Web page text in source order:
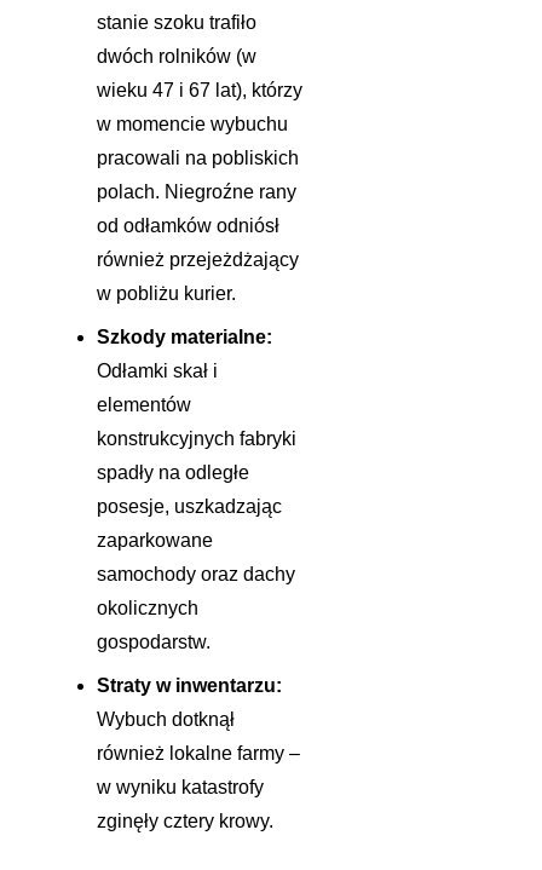
stanie szoku trafiło
dwóch rolników (w
wieku 47 i 67 lat), którzy
w momencie wybuchu
pracowali na pobliskich
polach. Niegroźne rany
od odłamków odniósł
również przejeżdżający
w pobliżu kurier.
Szkody materialne:
Odłamki skał i
elementów
konstrukcyjnych fabryki
spadły na odległe
posesje, uszkadzając
zaparkowane
samochody oraz dachy
okolicznych
gospodarstw.
Straty w inwentarzu:
Wybuch dotknął
również lokalne farmy –
w wyniku katastrofy
zginęły cztery krowy.